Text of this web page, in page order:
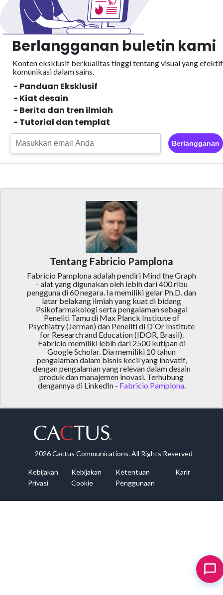
Berlangganan buletin kami
Konten eksklusif berkualitas tinggi tentang visual yang efektif
komunikasi dalam sains.
- Panduan Eksklusif
- Kiat desain
- Berita dan tren ilmiah
- Tutorial dan templat
Berlangganan
Tentang Fabricio Pamplona
Fabricio Pamplona adalah pendiri Mind the Graph
- alat yang digunakan oleh lebih dari 400 ribu
pengguna di 60 negara. Ia memiliki gelar Ph.D. dan
latar belakang ilmiah yang kuat di bidang
Psikofarmakologi serta pengalaman sebagai
Peneliti Tamu di Max Planck Institute of
Psychiatry (Jerman) dan Peneliti di D'Or Institute
for Research and Education (IDOR, Brasil).
Fabricio memiliki lebih dari 2500 kutipan di
Google Scholar. Dia memiliki 10 tahun
pengalaman dalam bisnis kecil yang inovatif,
dengan pengalaman yang relevan dalam desain
produk dan manajemen inovasi. Terhubung
dengannya di LinkedIn - Fabricio Pamplona.
2026 Cactus Communications. All Rights Reserved
Kebijakan
Privasi
Kebijakan
Cookie
Ketentuan
Penggunaan
Karir